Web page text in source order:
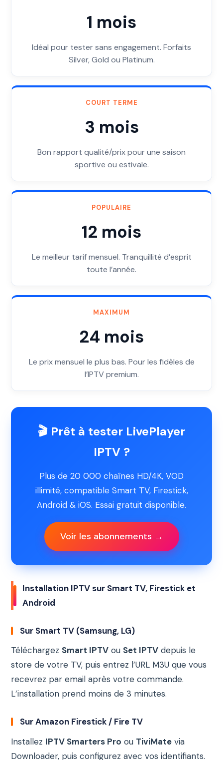
1 mois
Idéal pour tester sans engagement. Forfaits
Silver, Gold ou Platinum.
COURT TERME
3 mois
Bon rapport qualité/prix pour une saison
sportive ou estivale.
POPULAIRE
12 mois
Le meilleur tarif mensuel. Tranquillité d’esprit
toute l’année.
MAXIMUM
24 mois
Le prix mensuel le plus bas. Pour les fidèles de
l’IPTV premium.
🎬 Prêt à tester LivePlayer
IPTV ?
Plus de 20 000 chaînes HD/4K, VOD
illimité, compatible Smart TV, Firestick,
Android & iOS. Essai gratuit disponible.
Voir les abonnements →
Installation IPTV sur Smart TV, Firestick et
Android
Sur Smart TV (Samsung, LG)
Téléchargez Smart IPTV ou Set IPTV depuis le
store de votre TV, puis entrez l’URL M3U que vous
recevrez par email après votre commande.
L’installation prend moins de 3 minutes.
Sur Amazon Firestick / Fire TV
Installez IPTV Smarters Pro ou TiviMate via
Downloader, puis configurez avec vos identifiants.